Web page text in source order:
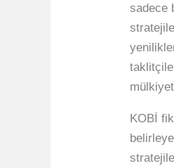
sadece
KOBİ